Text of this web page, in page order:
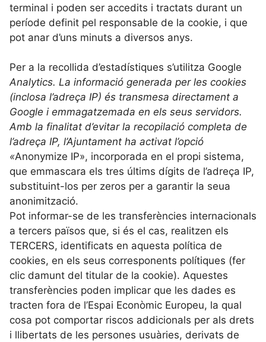
terminal i poden ser accedits i tractats durant un
període definit pel responsable de la cookie, i que
pot anar d’uns minuts a diversos anys.
Per a la recollida d’estadístiques s’utilitza Google
Analytics. La informació generada per les cookies
(inclosa l’adreça IP) és transmesa directament a
Google i emmagatzemada en els seus servidors.
Amb la finalitat d’evitar la recopilació completa de
l’adreça IP, l’Ajuntament ha activat l’opció
«Anonymize IP», incorporada en el propi sistema,
que emmascara els tres últims dígits de l’adreça IP,
substituint-los per zeros per a garantir la seua
anonimització.
Pot informar-se de les transferències internacionals
a tercers països que, si és el cas, realitzen els
TERCERS, identificats en aquesta política de
cookies, en els seus corresponents polítiques (fer
clic damunt del titular de la cookie). Aquestes
transferències poden implicar que les dades es
tracten fora de l’Espai Econòmic Europeu, la qual
cosa pot comportar riscos addicionals per als drets
i llibertats de les persones usuàries, derivats de